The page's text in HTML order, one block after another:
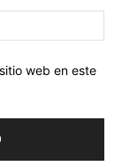
web en este